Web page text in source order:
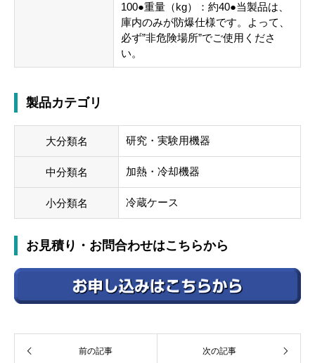
100●重量（kg）：約40●当製品は、
庫内のみが防爆仕様です。よって、
必ず”非危険場所”でご使用くださ
い。
製品カテゴリ
大分類名 研究・実験用機器
中分類名 加熱・冷却機器
小分類名 冷蔵ケース
お見積り・お問合わせはこちらから
前の記事 次の記事